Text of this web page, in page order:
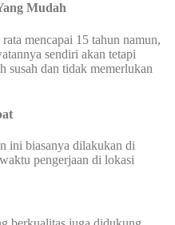
Mudah
mencapai 15 tahun namun,
sendiri akan tetapi
susah dan tidak memerlukan
ini biasanya dilakukan di
pengerjaan di lokasi